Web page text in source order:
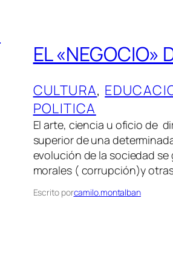
EL «NEGOCIO»
CULTURA,
POLITICA
El arte, ciencia u oficio de
superior de una
evolución de la sociedad
morales ( corrupción)y
Escrito porcamilo.montalban